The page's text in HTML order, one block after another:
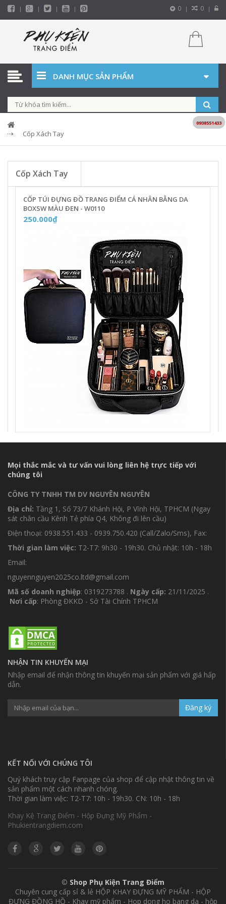
0 0
DANH MỤC SẢN PHẨM
Cốp Xách Tay
Cốp Xách Tay
CỐP TÚI ĐỰNG ĐỒ TRANG ĐIỂM CÁ NHÂN BẰNG DA
BOXSW MÀU ĐEN - W0110
250.000₫
Mọi thắc mắc và tư vấn vui lòng liên hệ trực tiếp với
chúng tôi
CÔNG TY TNHH TM DV NGUYÊN NGUYÊN
Địa chỉ: Tầng 1, Số 73/7 Khánh Hội, P Vĩnh Hội, TPHCM (Ngay
sát chân cầu Kênh Tẻ phía Q4, Không đi lên cầu)
Điện thoại: 0938.551.433 - 0939.750.420 (Call/Zalo/Sms), Fax:
Thời gian làm việc: T2-T7: 9h30 - 19h30. Chủ nhật: 10h - 18h
Email:
nguyennguyen2025co.ltd@gmail.com
Mã số doanh nghiệp: 0319273788 . Ngày cấp: 21/11/2025 .
Nơi cấp: Phòng ĐKKD - Sở Tài Chính TPHCM
NHẬN TIN KHUYẾN MẠI
Nhập email để nhận thông tin khuyến mại sản phẩm với giá hấp
dẫn.
Đăng ký
KẾT NỐI VỚI CHÚNG TÔI
Quý khách truy cập Fanpage của shop để cập nhật thông tin về
sản phẩm một cách nhanh chóng.
Thời gian làm việc: T2-T7: 10h - 19h30. CN: 10h - 18h
Khay Kệ Trang Điểm - Hộp Đựng Mỹ Phẩm -
Phukientrangdiem.com
© Shop Phụ Kiện Trang Điểm
Chuyên cung cấp sỉ & lẻ HỘP KHAY ĐỰNG MỸ PHẨM - HỘP
ĐỰNG ĐỒNG HỒ - Khay mỹ phẩm - Hop dong ho bang da - hộp
0938551433